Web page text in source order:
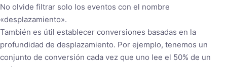
No olvide filtrar solo los eventos con el nombre
«desplazamiento».
También es útil establecer conversiones basadas en la
profundidad de desplazamiento. Por ejemplo, tenemos un
conjunto de conversión cada vez que uno lee el 50% de un